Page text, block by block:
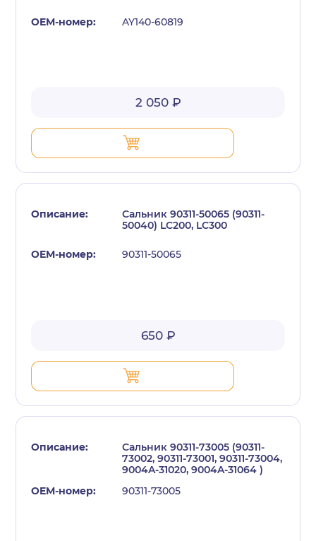
AY140-60819
2 050 ₽
Сальник 90311-50065 (90311-
50040) LC200, LC300
90311-50065
650 ₽
Сальник 90311-73005 (90311-
73002, 90311-73001, 90311-73004,
9004A-31020, 9004A-31064 )
90311-73005